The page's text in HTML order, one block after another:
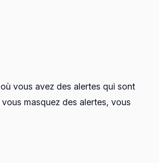
vous avez des alertes qui sont
masquez des alertes, vous